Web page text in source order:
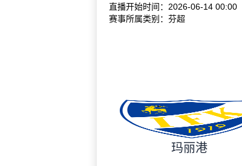
直播开始时间：2026-06-14 00:00
赛事所属类别：芬超
玛丽港